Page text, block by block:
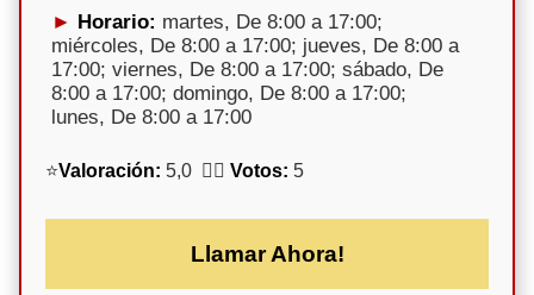
Horario: martes, De 8:00 a 17:00;
miércoles, De 8:00 a 17:00; jueves, De 8:00 a
17:00; viernes, De 8:00 a 17:00; sábado, De
8:00 a 17:00; domingo, De 8:00 a 17:00;
lunes, De 8:00 a 17:00
⭐Valoración: 5,0 🕵️‍♀️ Votos: 5
Llamar Ahora!